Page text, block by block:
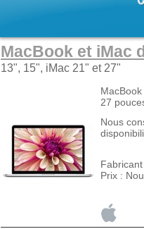
MacBook et iMac
13", 15", iMac 21" et 27"
27
Nous
Prix :